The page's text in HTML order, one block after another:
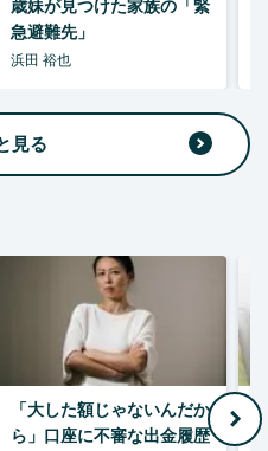
歳妹が見つけた家族の「緊
急避難先」
浜田 裕也
見る
「大した額じゃないんだか
ら」口座に不審な出金履歴